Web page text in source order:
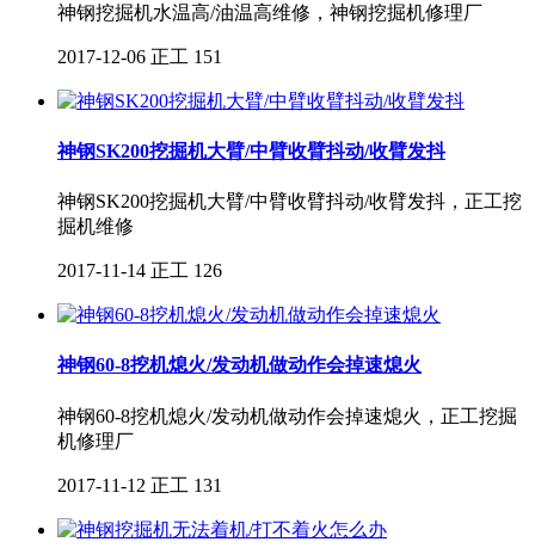
神钢挖掘机水温高/油温高维修，神钢挖掘机修理厂
2017-12-06 正工 151
神钢SK200挖掘机大臂/中臂收臂抖动/收臂发抖
神钢SK200挖掘机大臂/中臂收臂抖动/收臂发抖，正工挖
掘机维修
2017-11-14 正工 126
神钢60-8挖机熄火/发动机做动作会掉速熄火
神钢60-8挖机熄火/发动机做动作会掉速熄火，正工挖掘
机修理厂
2017-11-12 正工 131